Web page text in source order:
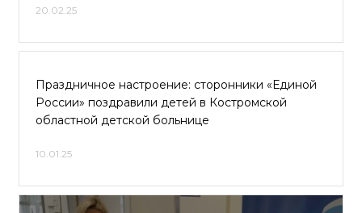
20.02.25
Праздничное настроение: сторонники «Единой
России» поздравили детей в Костромской
областной детской больнице
10.01.25